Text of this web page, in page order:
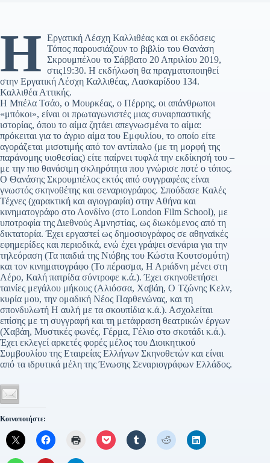
Η Εργατική Λέσχη Καλλιθέας και οι εκδόσεις
Τόπος παρουσιάζουν το βιβλίο του Θανάση
Σκρουμπέλου το Σάββατο 20 Απριλίου 2019,
στις19:30. Η εκδήλωση θα πραγματοποιηθεί
στην Εργατική Λέσχη Καλλιθέας, Λασκαρίδου 134.
Καλλιθέα Αττικής.
Η Μπέλα Τσάο, ο Μουρκέας, ο Πέρρης, οι απάνθρωποι
«μπόκοι», είναι οι πρωταγωνιστές μιας συναρπαστικής
ιστορίας, όπου το αίμα ζητάει απεγνωσμένα το αίμα:
πρόκειται για το άγριο αίμα του Εμφυλίου, το οποίο είτε
αγοράζεται μισοτιμής από τον αντίπαλο (με τη μορφή της
παράνομης υιοθεσίας) είτε παίρνει τυφλά την εκδίκησή του –
με την πιο θανάσιμη σκληρότητα που γνώρισε ποτέ ο τόπος.
Ο Θανάσης Σκρουμπέλος εκτός από συγγραφέας είναι
γνωστός σκηνοθέτης και σεναριογράφος. Σπούδασε Καλές
Τέχνες (χαρακτική και αγιογραφία) στην Αθήνα και
κινηματογράφο στο Λονδίνο (στο London Film School), με
υποτροφία της Διεθνούς Αμνηστίας, ως διωκόμενος από τη
δικτατορία. Έχει εργαστεί ως δημοσιογράφος σε αθηναϊκές
εφημερίδες και περιοδικά, ενώ έχει γράψει σενάρια για την
τηλεόραση (Τα παιδιά της Νιόβης του Κώστα Κουτσομύτη)
και τον κινηματογράφο (Το πέρασμα, Η Αριάδνη μένει στη
Λέρο, Καλή πατρίδα σύντροφε κ.ά.). Έχει σκηνοθετήσει
ταινίες μεγάλου μήκους (Αλιόσσα, Χαβάη, Ο Τζώνης Κελν,
κυρία μου, την ομαδική Νέος Παρθενώνας, και τη
σπονδυλωτή Η αυλή με τα σκουπίδια κ.ά.). Ασχολείται
επίσης με τη συγγραφή και τη μετάφραση θεατρικών έργων
(Χαβάη, Μυστικές φωνές, Γέρμα, Γέλιο στο σκοτάδι κ.ά.).
Έχει εκλεγεί αρκετές φορές μέλος του Διοικητικού
Συμβουλίου της Εταιρείας Ελλήνων Σκηνοθετών και είναι
από τα ιδρυτικά μέλη της Ένωσης Σεναριογράφων Ελλάδος.
Κοινοποιήστε: